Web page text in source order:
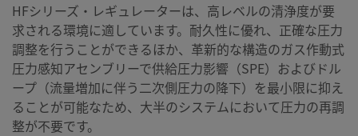
HFシリーズ・レギュレーターは、高レベルの清浄度が要
求される環境に適しています。耐久性に優れ、正確な圧力
調整を行うことができるほか、革新的な構造のガス作動式
圧力感知アセンブリーで供給圧力影響（SPE）およびドル
ープ（流量増加に伴う二次側圧力の降下）を最小限に抑え
ることが可能なため、大半のシステムにおいて圧力の再調
整が不要です。